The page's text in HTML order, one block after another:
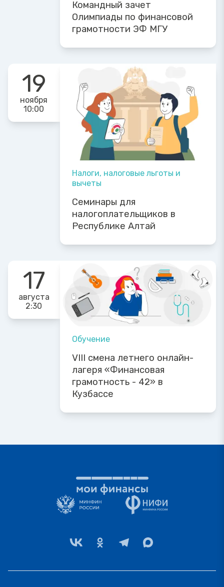
Командный зачет
Олимпиады по финансовой
грамотности ЭФ МГУ
19
ноября
10:00
Налоги, налоговые льготы и
вычеты
Семинары для
налогоплательщиков в
Республике Алтай
17
августа
2:30
Обучение
VIII смена летнего онлайн-
лагеря «Финансовая
грамотность - 42» в
Кузбассе